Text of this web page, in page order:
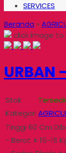
SERVICES
Beranda »
click image to
URBAN
Stok
Kategori
Tinggi 60 Cm
- Berat ± 15-16